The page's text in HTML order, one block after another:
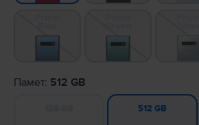
Памет: 512 GB
512 GB